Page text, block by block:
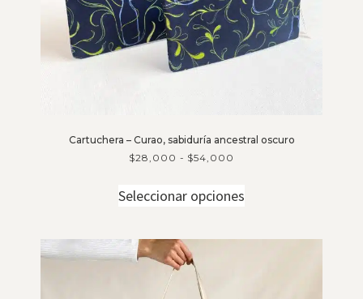
Cartuchera – Curao, sabiduría ancestral oscuro
$28,000 - $54,000
Seleccionar opciones